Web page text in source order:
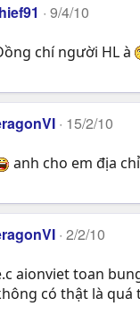
9/4/10
chí người HL à
15/2/10
anh cho em địa
2/2/10
aionviet toan
có thật là quá